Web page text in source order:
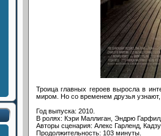
Троица главных героев выросла в
миром. Но со временем друзья
Год выпуска: 2010.
В ролях: Кэри Маллиган, Эндрю
Авторы сценария: Алекс Гарленд,
Продолжительность: 103 минуты.